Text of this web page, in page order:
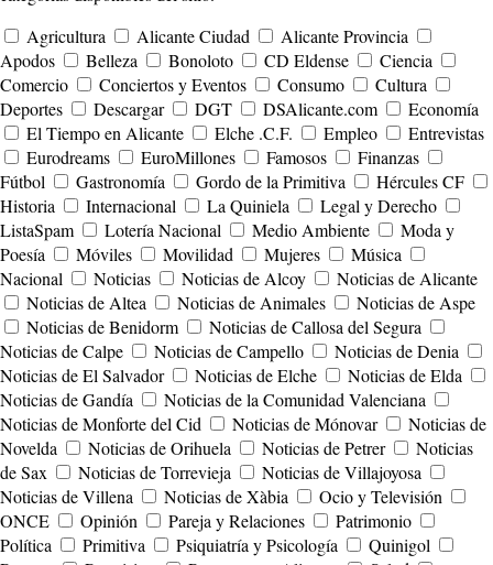
Agricultura
Alicante Ciudad
Alicante Provincia
Apodos
Belleza Bonoloto CD Eldense
Ciencia
Comercio
Conciertos y Eventos Consumo
Cultura
Deportes
Descargar DGT DSAlicante.com
Economía
El Tiempo en Alicante
Elche .C.F. Empleo
Entrevistas
Eurodreams
EuroMillones Famosos
Finanzas
Fútbol
Gastronomía Gordo de la Primitiva
Hércules CF
Historia
Internacional La Quiniela
Legal y Derecho
ListaSpam
Lotería Nacional Medio Ambiente
Moda y
Poesía
Móviles Movilidad Mujeres
Música
Nacional
Noticias Noticias de Alcoy
Noticias de Alicante
Noticias de Altea
Noticias de Animales
Noticias de Aspe
Noticias de Benidorm
Noticias de Callosa del Segura
Noticias de Calpe
Noticias de Campello
Noticias de Denia
Noticias de El Salvador
Noticias de Elche
Noticias de Elda
Noticias de Gandía
Noticias de la Comunidad Valenciana
Noticias de Monforte del Cid
Noticias de Mónovar
Noticias de
Novelda
Noticias de Orihuela Noticias de Petrer
Noticias
de Sax
Noticias de Torrevieja
Noticias de Villajoyosa
Noticias de Villena
Noticias de Xàbia
Ocio y Televisión
ONCE
Opinión Pareja y Relaciones
Patrimonio
Política
Primitiva Psiquiatría y Psicología
Quinigol